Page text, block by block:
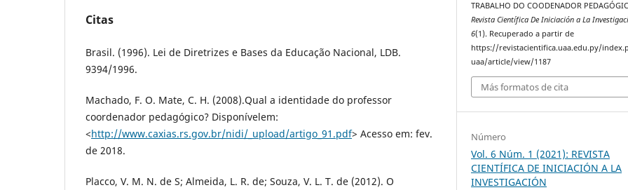
Citas
Brasil. (1996). Lei de Diretrizes e Bases da Educação Nacional, LDB.
9394/1996.
Machado, F. O. Mate, C. H. (2008).Qual a identidade do professor
coordenador pedagógico? Disponívelem:
<http://www.caxias.rs.gov.br/nidi/_upload/artigo_91.pdf> Acesso em: fev.
de 2018.
Placco, V. M. N. de S; Almeida, L. R. de; Souza, V. L. T. de (2012). O
TRABALHO DO COODENADOR
Revista Científica De Iniciación a La
6(1). Recuperado a partir de
https://revistacientifica.uaa.edu.py/
uaa/article/view/1187
Más formatos de cita
Número
Vol. 6 Núm. 1 (2021): REVISTA
CIENTÍFICA DE INICIACIÓN A LA
INVESTIGACIÓN